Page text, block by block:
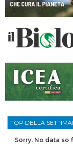
TOP DELLA
Sorry. No data so